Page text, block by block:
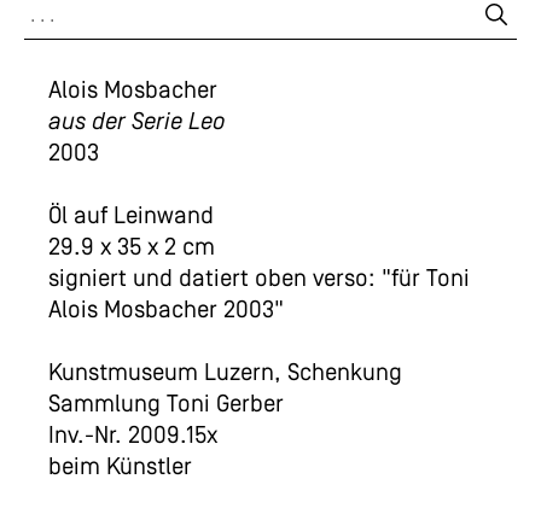
Alois Mosbacher
aus der Serie Leo
2003
Öl auf Leinwand
29.9 x 35 x 2 cm
signiert und datiert oben verso: "für Toni
Alois Mosbacher 2003"
Kunstmuseum Luzern, Schenkung
Sammlung Toni Gerber
Inv.-Nr. 2009.15x
beim Künstler